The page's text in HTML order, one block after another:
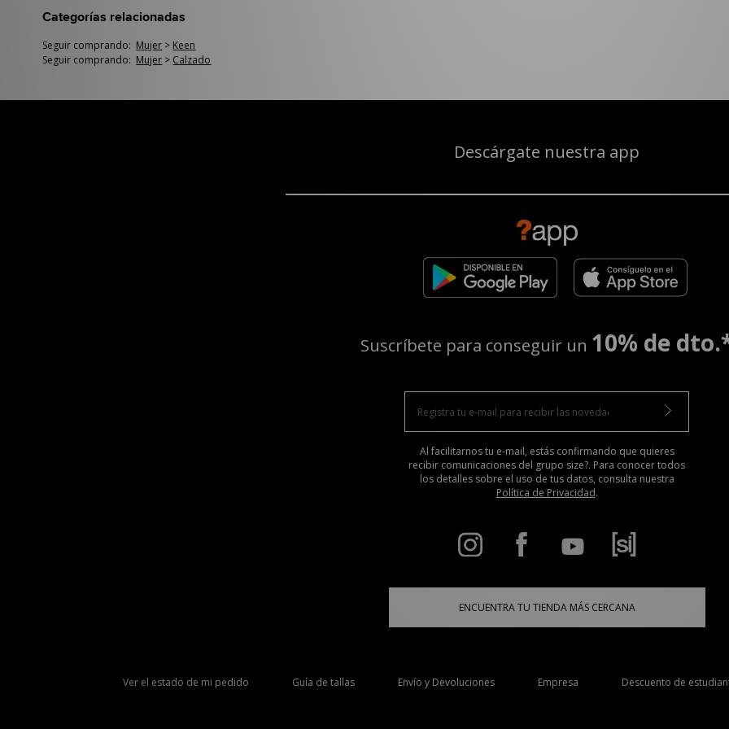
Categorías relacionadas
Seguir comprando: Mujer > Keen
Seguir comprando: Mujer > Calzado
Descárgate nuestra app
Suscríbete para conseguir un 10% de
Al facilitarnos tu e-mail, estás confirmando que quieres
recibir comunicaciones del grupo size?. Para conocer todos
los detalles sobre el uso de tus datos, consulta nuestra
Política de Privacidad.
ENCUENTRA TU TIENDA MÁS CERCANA
Ver el estado de mi pedido Guía de tallas Envío y Devoluciones Empresa Descuento de